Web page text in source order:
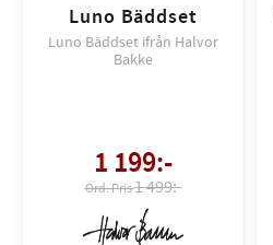
Luno Bäddset
Luno Bäddset ifrån Halvor
Bakke
1 199:-
1 499:-